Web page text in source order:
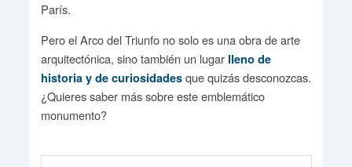
París.
Pero el Arco del Triunfo no solo es una obra de arte
arquitectónica, sino también un lugar lleno de
historia y de curiosidadesque quizás desconozcas.
¿Quieres saber más sobre este emblemático
monumento?